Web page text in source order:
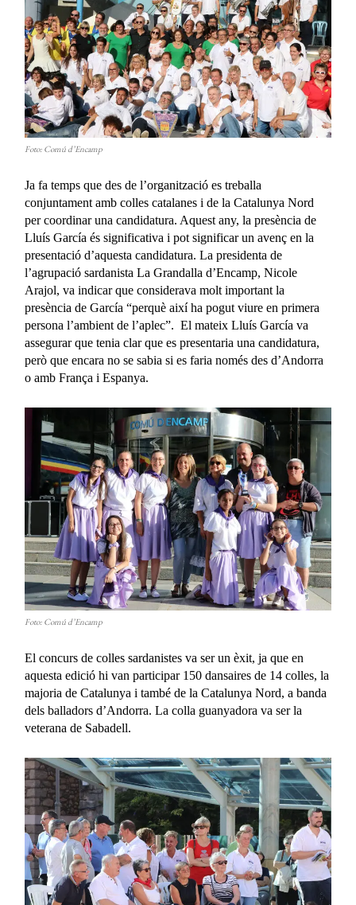
Foto: Comú d’Encamp
Ja fa temps que des de l’organització es treballa
conjuntament amb colles catalanes i de la Catalunya Nord
per coordinar una candidatura. Aquest any, la presència de
Lluís García és significativa i pot significar un avenç en la
presentació d’aquesta candidatura. La presidenta de
l’agrupació sardanista La Grandalla d’Encamp, Nicole
Arajol, va indicar que considerava molt important la
presència de García “perquè així ha pogut viure en primera
persona l’ambient de l’aplec”. El mateix Lluís García va
assegurar que tenia clar que es presentaria una candidatura,
però que encara no se sabia si es faria només des d’Andorra
o amb França i Espanya.
Foto: Comú d’Encamp
El concurs de colles sardanistes va ser un èxit, ja que en
aquesta edició hi van participar 150 dansaires de 14 colles, la
majoria de Catalunya i també de la Catalunya Nord, a banda
dels balladors d’Andorra. La colla guanyadora va ser la
veterana de Sabadell.